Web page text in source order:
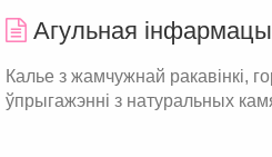
Агульная
Калье з жамчужнай ракавінкі,
ўпрыгажэнні з натуральных